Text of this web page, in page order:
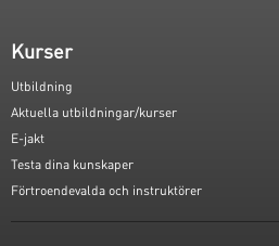
Kurser
Utbildning
Aktuella utbildningar/kurser
E-jakt
Testa dina kunskaper
Förtroendevalda och instruktörer